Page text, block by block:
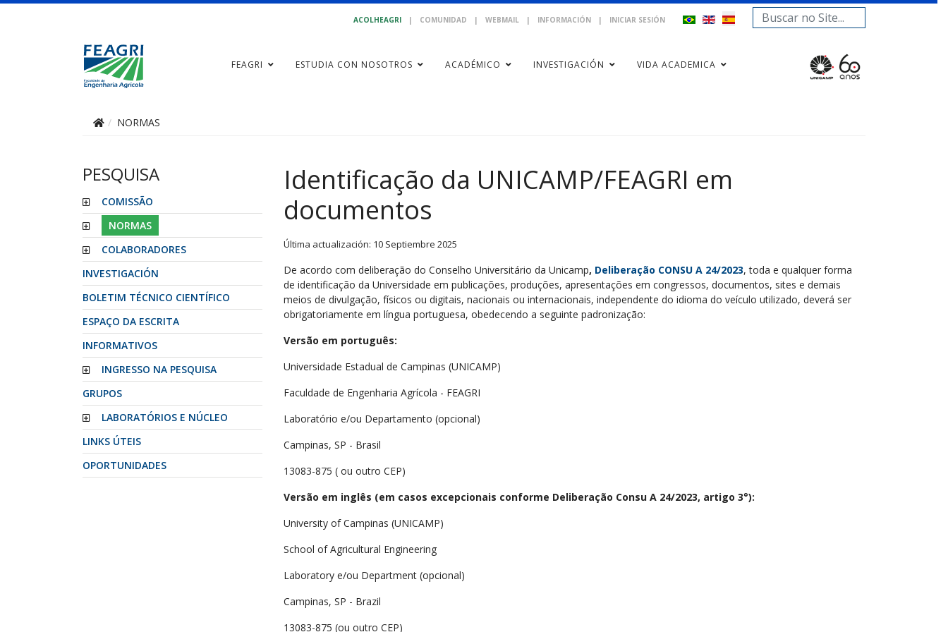
ACOLHEAGRI | COMUNIDAD | WEBMAIL | INFORMACIÓN | INICIAR SESIÓN Buscar...
FEAGRI ESTUDIA CON NOSOTROS ACADÉMICO INVESTIGACIÓN VIDA ACADEMICA
NORMAS
PESQUISA
COMISSÃO
NORMAS
COLABORADORES
INVESTIGACIÓN
BOLETIM TÉCNICO CIENTÍFICO
ESPAÇO DA ESCRITA
INFORMATIVOS
INGRESSO NA PESQUISA
GRUPOS
LABORATÓRIOS E NÚCLEO
LINKS ÚTEIS
OPORTUNIDADES
Identificação da UNICAMP/FEAGRI em
documentos
Última actualización: 10 Septiembre 2025
De acordo com deliberação do Conselho Universitário da Unicamp, Deliberação CONSU A 24/2023, toda e qualquer forma
de identificação da Universidade em publicações, produções, apresentações em congressos, documentos, sites e demais
meios de divulgação, físicos ou digitais, nacionais ou internacionais, independente do idioma do veículo utilizado, deverá ser
obrigatoriamente em língua portuguesa, obedecendo a seguinte padronização:
Versão em português:
Universidade Estadual de Campinas (UNICAMP)
Faculdade de Engenharia Agrícola - FEAGRI
Laboratório e/ou Departamento (opcional)
Campinas, SP - Brasil
13083-875 ( ou outro CEP)
Versão em inglês (em casos excepcionais conforme Deliberação Consu A 24/2023, artigo 3°):
University of Campinas (UNICAMP)
School of Agricultural Engineering
Laboratory e/ou Department (opcional)
Campinas, SP - Brazil
13083-875 (ou outro CEP)